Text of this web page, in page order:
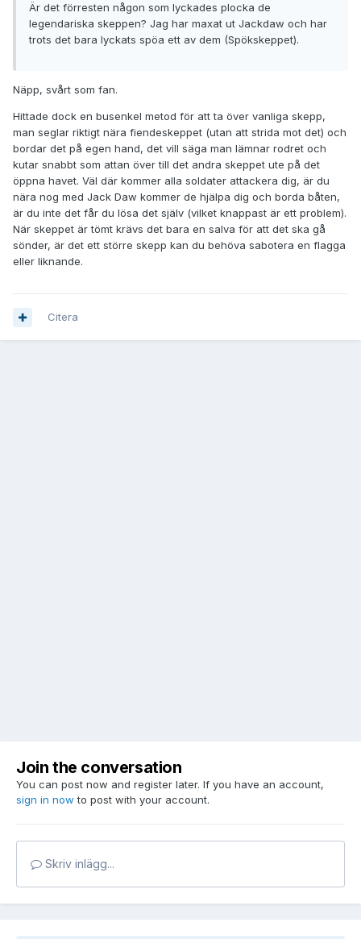
Är det förresten någon som lyckades plocka de
legendariska skeppen? Jag har maxat ut Jackdaw och har
trots det bara lyckats spöa ett av dem (Spökskeppet).
Näpp, svårt som fan.
Hittade dock en busenkel metod för att ta över vanliga skepp,
man seglar riktigt nära fiendeskeppet (utan att strida mot det) och
bordar det på egen hand, det vill säga man lämnar rodret och
kutar snabbt som attan över till det andra skeppet ute på det
öppna havet. Väl där kommer alla soldater attackera dig, är du
nära nog med Jack Daw kommer de hjälpa dig och borda båten,
är du inte det får du lösa det själv (vilket knappast är ett problem).
När skeppet är tömt krävs det bara en salva för att det ska gå
sönder, är det ett större skepp kan du behöva sabotera en flagga
eller liknande.
Citera
Join the conversation
You can post now and register later. If you have an account,
sign in now to post with your account.
Skriv inlägg...